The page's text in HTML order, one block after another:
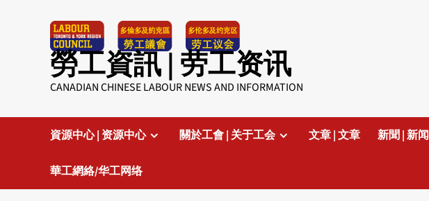
勞工資訊 | 劳工资讯
CANADIAN CHINESE LABOUR NEWS AND INFORMATION
資源中心 | 资源中心 關於工會 | 关于工会 文章 | 文章 新聞 | 新闻
華工網絡/华工网络